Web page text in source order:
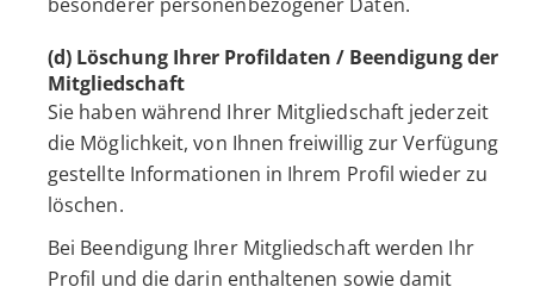
(d) Löschung Ihrer Profildaten / Beendigung der
Mitgliedschaft
Sie haben während Ihrer Mitgliedschaft jederzeit
die Möglichkeit, von Ihnen freiwillig zur Verfügung
gestellte Informationen in Ihrem Profil wieder zu
löschen.
Bei Beendigung Ihrer Mitgliedschaft werden Ihr
Profil und die darin enthaltenen sowie damit